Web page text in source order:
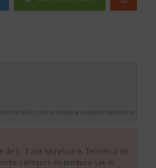
1- 3 zile lucratoare. Termenul de
categorii de produse sau in